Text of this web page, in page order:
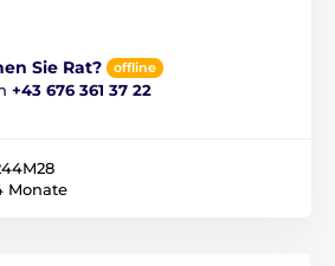
Sie Rat? offline
+43 676 361 37 22
Monate